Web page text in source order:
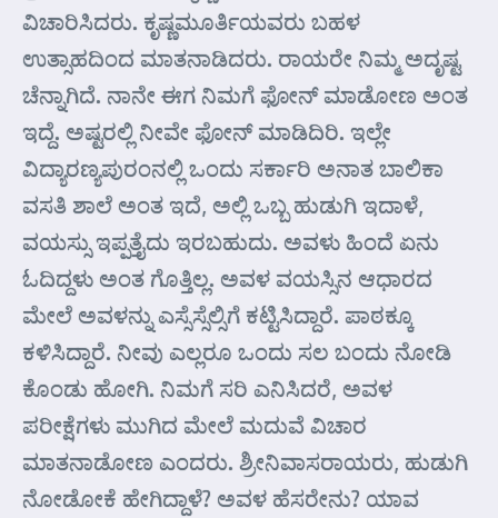
ವಿಚಾರಿಸಿದರು. ಕೃಷ್ಣಮೂರ್ತಿಯವರು ಬಹಳ
ಉತ್ಸಾಹದಿಂದ ಮಾತನಾಡಿದರು. ರಾಯರೇ ನಿಮ್ಮ ಅದೃಷ್ಟ
ಚೆನ್ನಾಗಿದೆ. ನಾನೇ ಈಗ ನಿಮಗೆ ಫೋನ್ ಮಾಡೋಣ ಅಂತ
ಇದ್ದೆ. ಅಷ್ಟರಲ್ಲಿ ನೀವೇ ಫೋನ್ ಮಾಡಿದಿರಿ. ಇಲ್ಲೇ
ವಿದ್ಯಾರಣ್ಯಪುರಂನಲ್ಲಿ ಒಂದು ಸರ್ಕಾರಿ ಅನಾತ ಬಾಲಿಕಾ
ವಸತಿ ಶಾಲೆ ಅಂತ ಇದೆ, ಅಲ್ಲಿ ಒಬ್ಬ ಹುಡುಗಿ ಇದಾಳೆ,
ವಯಸ್ಸು ಇಪ್ಪತ್ತೈದು ಇರಬಹುದು. ಅವಳು ಹಿಂದೆ ಏನು
ಓದಿದ್ದಳು ಅಂತ ಗೊತ್ತಿಲ್ಲ. ಅವಳ ವಯಸ್ಸಿನ ಆಧಾರದ
ಮೇಲೆ ಅವಳನ್ನು ಎಸ್ಸೆಸ್ಸೆಲ್ಸಿಗೆ ಕಟ್ಟಿಸಿದ್ದಾರೆ. ಪಾಠಕ್ಕೂ
ಕಳಿಸಿದ್ದಾರೆ. ನೀವು ಎಲ್ಲರೂ ಒಂದು ಸಲ ಬಂದು ನೋಡಿ
ಕೊಂಡು ಹೋಗಿ. ನಿಮಗೆ ಸರಿ ಎನಿಸಿದರೆ, ಅವಳ
ಪರೀಕ್ಷೆಗಳು ಮುಗಿದ ಮೇಲೆ ಮದುವೆ ವಿಚಾರ
ಮಾತನಾಡೋಣ ಎಂದರು. ಶ್ರೀನಿವಾಸರಾಯರು, ಹುಡುಗಿ
ನೋಡೋಕೆ ಹೇಗಿದ್ದಾಳೆ? ಅವಳ ಹೆಸರೇನು? ಯಾವ